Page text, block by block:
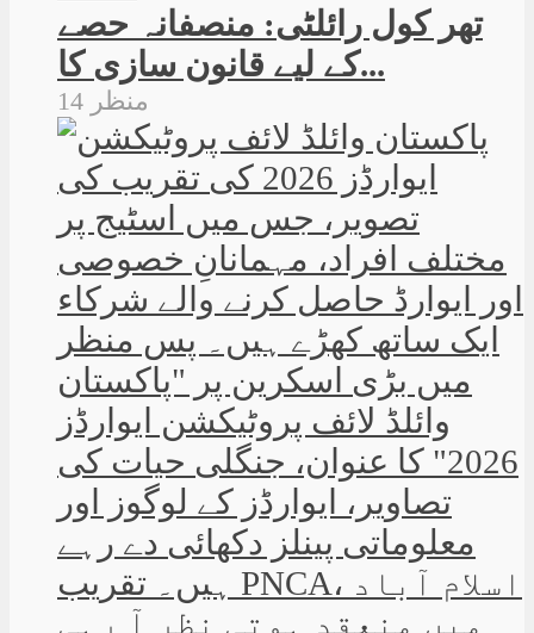
تھر کول رائلٹی: منصفانہ حصے
کے لیے قانون سازی کا...
14 منظر